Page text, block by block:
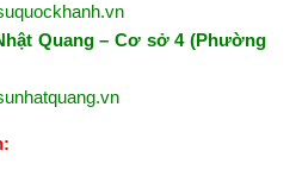
Quang – Cơ sở 4 (Phường